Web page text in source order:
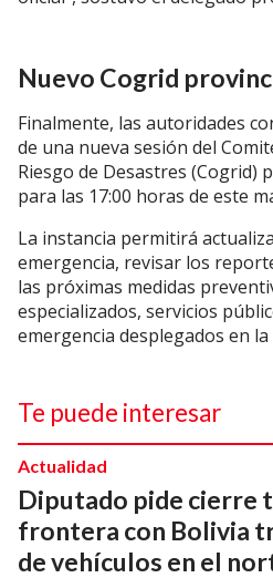
Nuevo Cogrid
Finalmente, las autoridades
de una nueva sesión del
Riesgo de Desastres (Cogrid)
para las 17:00 horas de este
La instancia permitirá
emergencia, revisar los
las próximas medidas
especializados, servicios
emergencia desplegados en
Te puede interesar
Diputado pide cierre
frontera con Bolivia
de vehículos en el
Actualidad